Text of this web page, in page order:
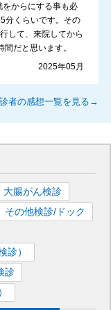
からにする事も必
分くらいです。その
して、来院してから
だと思います。
2025年05月
者の感想一覧を見る→
大腸がん検診
その他検診/ドック
診）
診